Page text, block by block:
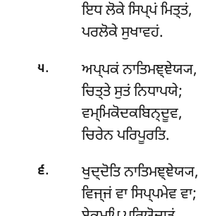
ਇਧ ਲੋਕੇ ਸਿਪ੍ਪਂ ਮਿਤ੍ਤਂ,
ਪਰਲੋਕੇ ਸੁਖਾਵਹਂ.
੫.
ਅਪ੍ਪਕਂ ਨਾਤਿਮਞ੍ਞੇਯ੍ਯ,
ਚਿਤ੍ਤੇ ਸੁਤਂ ਨਿਧਾਪਯੇ;
ਵਮ੍ਮਿਕੋਦਕਬਿਨ੍ਦੂਵ,
ਚਿਰੇਨ ਪਰਿਪੂਰਤਿ.
੬.
ਖੁਦ੍ਦੋਤਿ ਨਾਤਿਮਞ੍ਞੇਯ੍ਯ,
ਵਿਜ੍ਜਂ ਵਾ ਸਿਪ੍ਪਮੇਵ ਵਾ;